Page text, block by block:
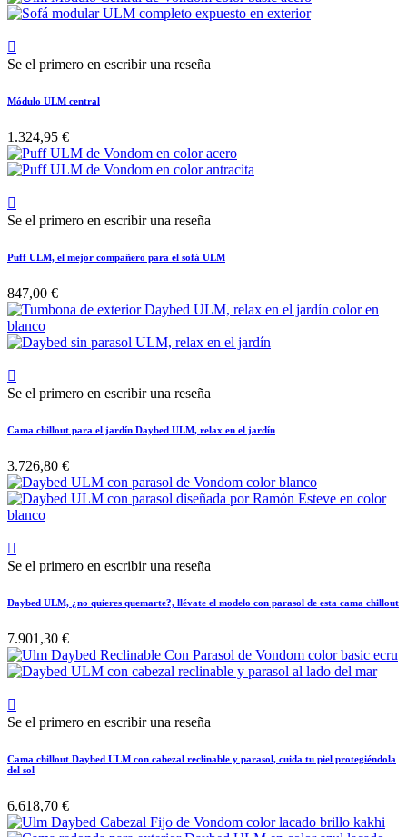

Se el primero en escribir una reseña
Módulo ULM central
1.324,95 €

Se el primero en escribir una reseña
Puff ULM, el mejor compañero para el sofá ULM
847,00 €

Se el primero en escribir una reseña
Cama chillout para el jardín Daybed ULM, relax en el jardín
3.726,80 €

Se el primero en escribir una reseña
Daybed ULM, ¿no quieres quemarte?, llévate el modelo con parasol de esta cama chillout
7.901,30 €

Se el primero en escribir una reseña
Cama chillout Daybed ULM con cabezal reclinable y parasol, cuida tu piel protegiéndola
del sol
6.618,70 €